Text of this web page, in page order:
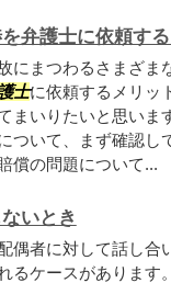
弁護士に依頼す
にまつわるさまざま
士に依頼するメリッ
まいりたいと思いま
ついて、まず確認し
償の問題について...
いとき
偶者に対して話し合
るケースがあります